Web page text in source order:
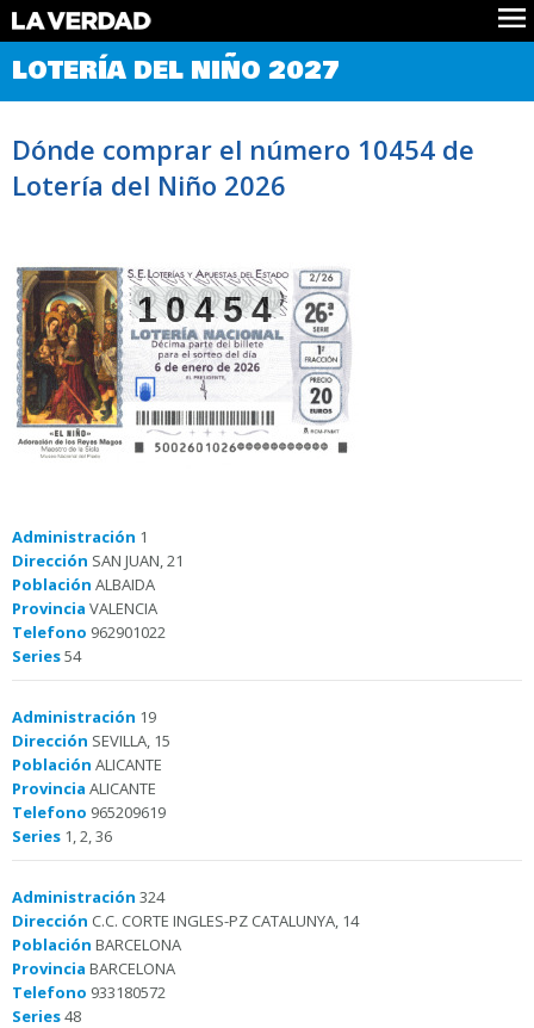
Comprobar Loteria del Niño
Premios
Noticias
Datos
LOTERÍA DEL NIÑO 2027
Dónde comprar el número 10454 de
Lotería del Niño 2026
10454
Administración 1
Dirección SAN JUAN, 21
Población ALBAIDA
Provincia VALENCIA
Telefono 962901022
Series54
Administración 19
Dirección SEVILLA, 15
Población ALICANTE
Provincia ALICANTE
Telefono 965209619
Series 1, 2, 36
Administración 324
Dirección C.C. CORTE INGLES-PZ CATALUNYA, 14
Población BARCELONA
Provincia BARCELONA
Telefono 933180572
Series48